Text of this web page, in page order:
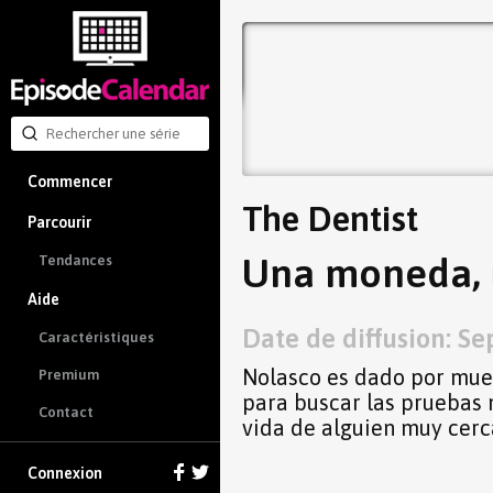
Commencer
Parcourir
Tendances
Aide
Caractéristiques
Premium
Contact
Connexion
The Dentist
Una
Date de diffusion:
Nolasco es dado por
para buscar las
vida de alguien muy